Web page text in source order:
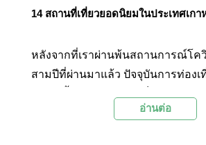
14 สถานที่เที่ยวยอดนิยมในประเทศเกา
หลังจากที่เราผ่านพ้นสถานการณ์โค
สามปีที่ผ่านมาแล้ว ปัจจุบันการท่องเ
แล้ว ซึ่งหนึ่งในนั้นก็คือประเทศเกาห
อ่านต่อ